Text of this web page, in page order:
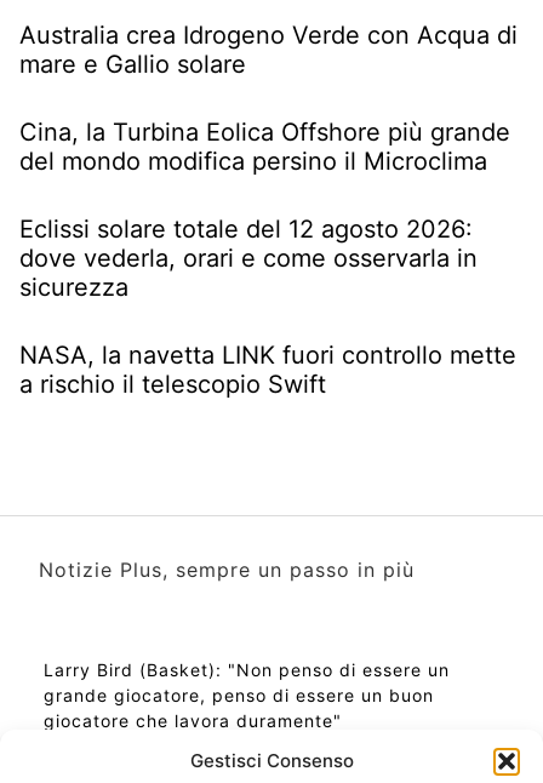
Gestisci Consenso
Australia crea Idrogeno Verde con Acqua di
mare e Gallio solare
Cina, la Turbina Eolica Offshore più grande
del mondo modifica persino il Microclima
Eclissi solare totale del 12 agosto 2026:
dove vederla, orari e come osservarla in
sicurezza
NASA, la navetta LINK fuori controllo mette
a rischio il telescopio Swift
Notizie Plus, sempre un passo in più
Larry Bird (Basket): "Non penso di essere un
grande giocatore, penso di essere un buon
giocatore che lavora duramente"